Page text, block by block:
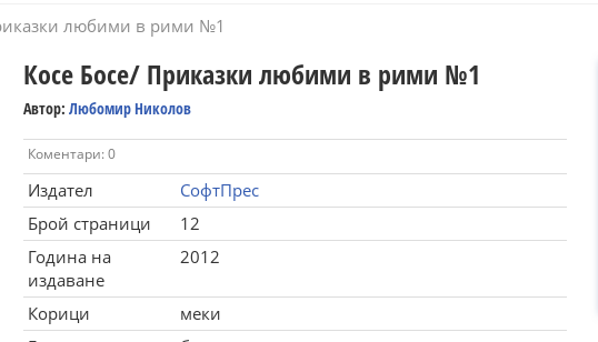
любими в рими №1
Косе Босе/ Приказки любими в рими №1
Автор: Любомир Николов
Коментари: 0
Издател
СофтПрес
Брой страници
12
Година на
издаване
2012
Корици
меки